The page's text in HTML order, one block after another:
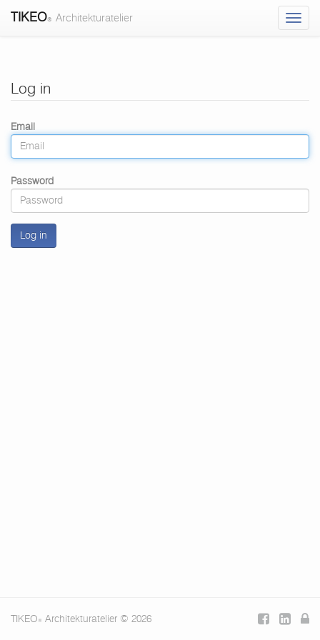
TIKEO® Architekturatelier
TIKEO
-
connection
Log in
Email
Password
Log in
TIKEO® Architekturatelier © 2026